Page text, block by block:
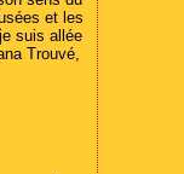
et les
suis allée
Trouvé,